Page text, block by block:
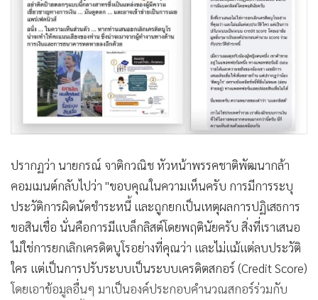
ปรากฏว่า นายกรณ์ จาติกวณิช หัวหน้าพรรคชาติพัฒนากล้า
คอมเมนต์กลับไปว่า "ขอบคุณในความเห็นครับ การมีการระบุ
ประวัติการผิดนัดชำระหนี้ และถูกยกเป็นเหตุผลการปฏิเสธการ
ขอสินเชื่อ นั่นคือการมีแบล็กลิสต์โดยพฤตินัยครับ สิ่งที่เราเสนอ
ไม่ใช่การยกเลิกเครดิตบูโรอย่างที่คุณว่า และไม่แม้แต่ลบประวัติ
ใคร แต่เป็นการปรับระบบเป็นระบบเครดิตสกอร์ (Credit Score)
โดยเอาข้อมูลอื่นๆ มาเป็นองค์ประกอบคำนวณสกอร์ร่วมกับ